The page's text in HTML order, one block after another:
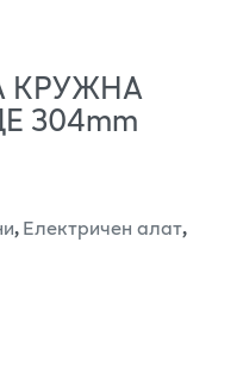
КРУЖНА
304mm
,Електричен алат,